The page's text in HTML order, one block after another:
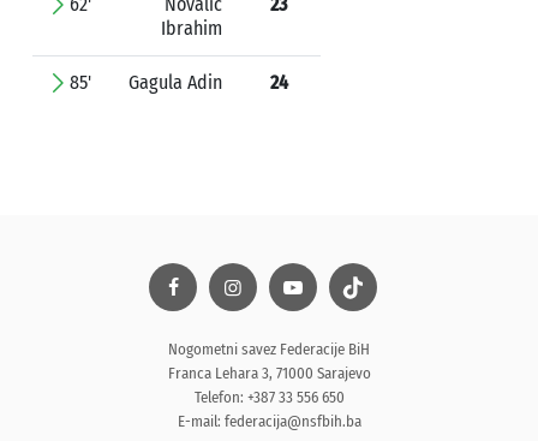
Ibrahim
85' Gagula Adin 24
Nogometni savez Federacije BiH
Franca Lehara 3, 71000 Sarajevo
Telefon: +387 33 556 650
E-mail: federacija@nsfbih.ba